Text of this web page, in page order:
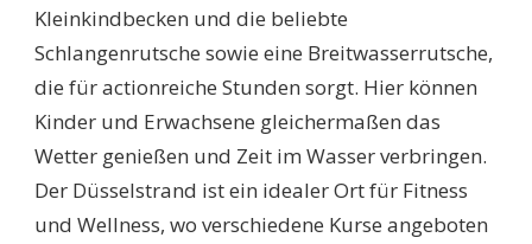
Kleinkindbecken und die beliebte
Schlangenrutsche sowie eine Breitwasserrutsche,
die für actionreiche Stunden sorgt. Hier können
Kinder und Erwachsene gleichermaßen das
Wetter genießen und Zeit im Wasser verbringen.
Der Düsselstrand ist ein idealer Ort für Fitness
und Wellness, wo verschiedene Kurse angeboten